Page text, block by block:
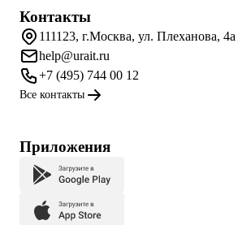
Контакты
111123, г.Москва, ул. Плеханова, 4а
help@urait.ru
+7 (495) 744 00 12
Все контакты
Приложения